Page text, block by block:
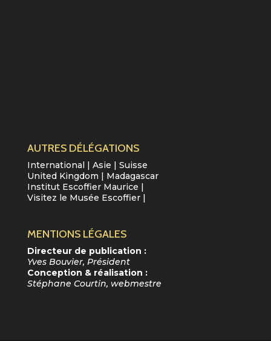
AUTRES DÉLÉGATIONS
International | Asie | Suisse
United Kingdom | Madagascar
Institut Escoffier Maurice |
Visitez le Musée Escoffier|
MENTIONS LÉGALES
Directeur de publication :
Yves Bouvier, Président
Conception & réalisation :
Stéphane Courtin, webmestre